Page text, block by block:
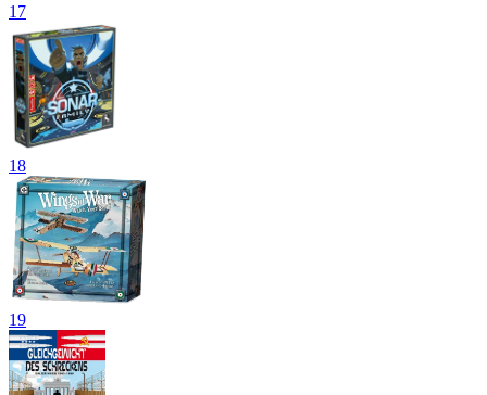
17
18
19